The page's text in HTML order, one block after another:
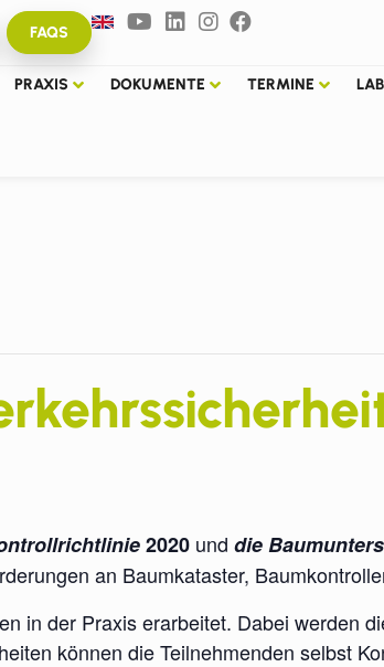
FAQS
PRAXIS DOKUMENTE TERMINE
2020 und die
an Baumkataster,
in der Praxis erarbeitet. Dabei werden
können die Teilnehmenden selbst